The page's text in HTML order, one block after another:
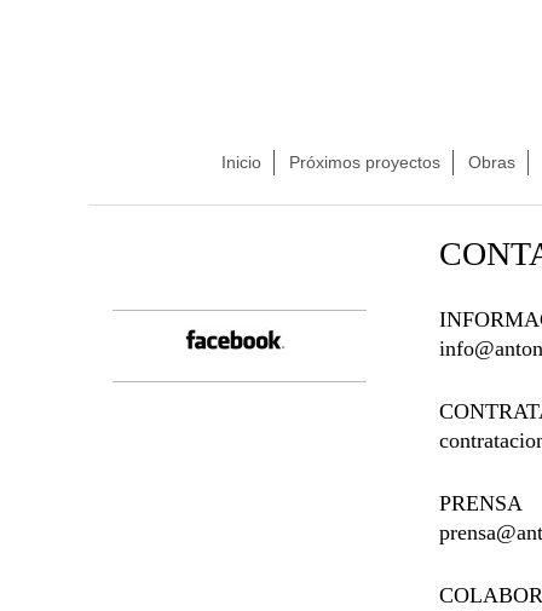
Inicio Próximos proyectos Obras
PRENSA